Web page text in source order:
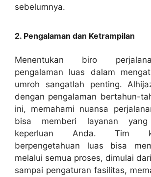
sebelumnya.
2. Pengalaman dan Ketrampilan
Menentukan biro
pengalaman luas dalam
umroh sangatlah penting.
dengan pengalaman bertahun-
ini, memahami nuansa
bisa memberi layanan yang
keperluan Anda. Tim
berpengetahuan luas bisa
melalui semua proses, dimulai
sampai pengaturan fasilitas,